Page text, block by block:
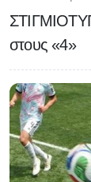
στους «4»